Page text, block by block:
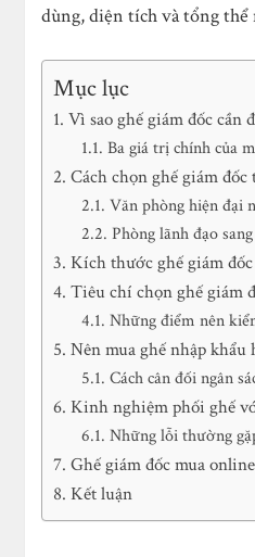
dùng, diện tích và tổng thể
Mục lục
Vì sao ghế giám đốc cần
Ba giá trị chính của
Cách chọn ghế giám
Văn phòng hiện đại
Phòng lãnh đạo
Kích thước ghế giám
Tiêu chí chọn ghế giám
Những điểm nên
Nên mua ghế nhập
Cách cân đối ngân
Kinh nghiệm phối ghế
Những lỗi thường
Ghế giám đốc mua
Kết luận